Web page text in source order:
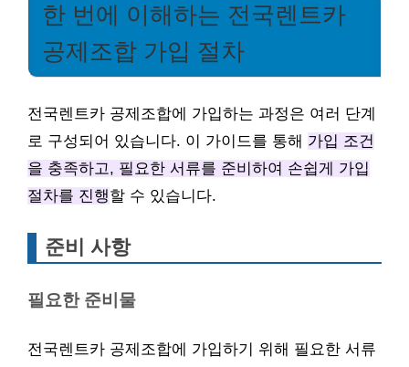
한 번에 이해하는 전국렌트카
공제조합 가입 절차
전국렌트카 공제조합에 가입하는 과정은 여러 단계
로 구성되어 있습니다. 이 가이드를 통해 가입 조건
을 충족하고, 필요한 서류를 준비하여 손쉽게 가입
절차를 진행할 수 있습니다.
준비 사항
필요한 준비물
전국렌트카 공제조합에 가입하기 위해 필요한 서류